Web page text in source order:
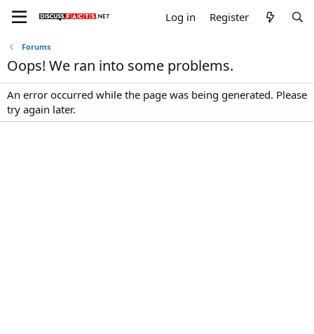
Log in Register
Forums
Oops! We ran into some problems.
An error occurred while the page was being generated. Please
try again later.